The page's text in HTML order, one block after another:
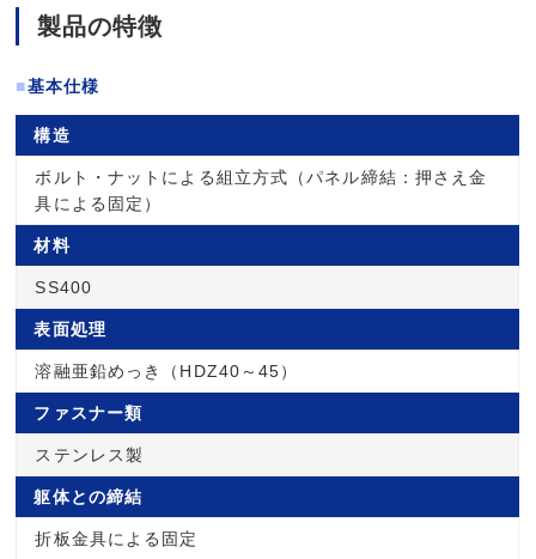
製品の特徴
■基本仕様
構造
ボルト・ナットによる組立方式（パネル締結：押さえ金
具による固定）
材料
SS400
表面処理
溶融亜鉛めっき（HDZ40～45）
ファスナー類
ステンレス製
躯体との締結
折板金具による固定